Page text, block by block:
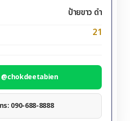
ป้ายขาว ดำ
21
@chokdeetabien
ร: 090-688-8888